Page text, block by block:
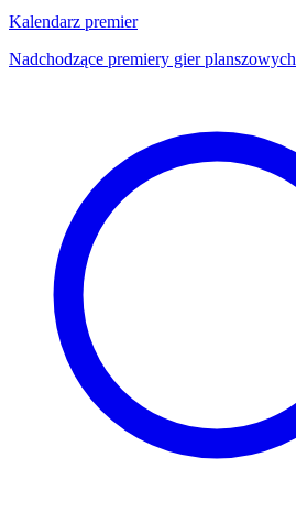
Kalendarz premier
Nadchodzące premiery gier planszowych